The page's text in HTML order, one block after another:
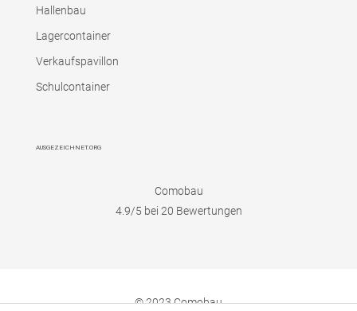
Hallenbau
Lagercontainer
Verkaufspavillon
Schulcontainer
AUSGEZEICHNET.ORG
Comobau
4.9/5 bei 20 Bewertungen
© 2023 Comobau